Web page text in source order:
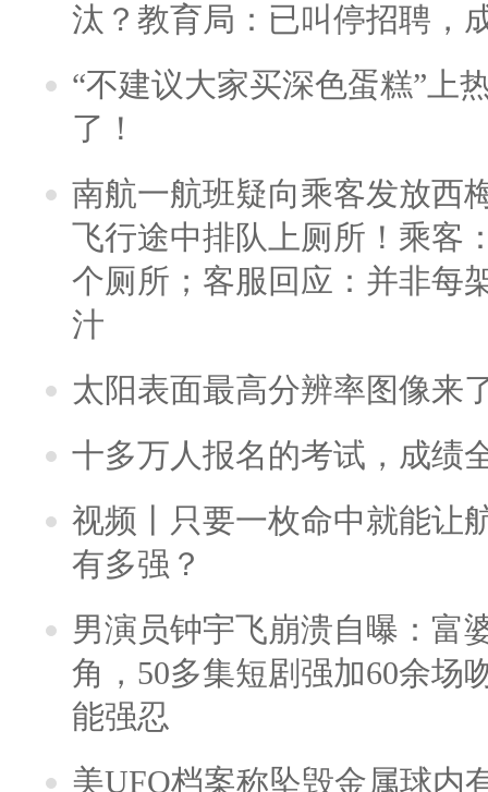
汰？教育局：已叫停招聘，
“不建议大家买深色蛋糕”上
了！
南航一航班疑向乘客发放西
飞行途中排队上厕所！乘客
个厕所；客服回应：并非每
汁
太阳表面最高分辨率图像来
十多万人报名的考试，成绩
视频丨只要一枚命中就能让
有多强？
男演员钟宇飞崩溃自曝：富
角，50多集短剧强加60余场
能强忍
美UFO档案称坠毁金属球内